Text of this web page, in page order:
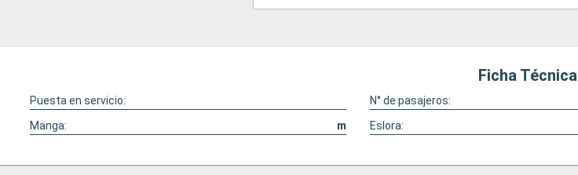
Ficha Técnica
Puesta en servicio: N° de pasajeros:
Manga:
m Eslora: